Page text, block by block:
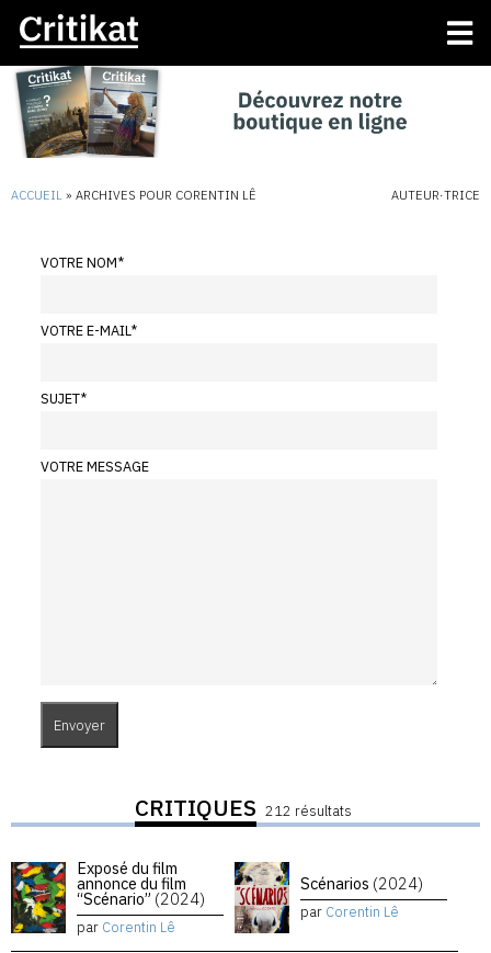
ACCUEIL » ARCHIVES POUR CORENTIN LÊ AUTEUR·TRICE
VOTRE NOM*
VOTRE E-MAIL*
SUJET*
VOTRE MESSAGE
CRITIQUES 212 résultats
Exposé du film
annonce du film
“Scénario” (2024)
par Corentin Lê
Scénarios (2024)
par Corentin Lê